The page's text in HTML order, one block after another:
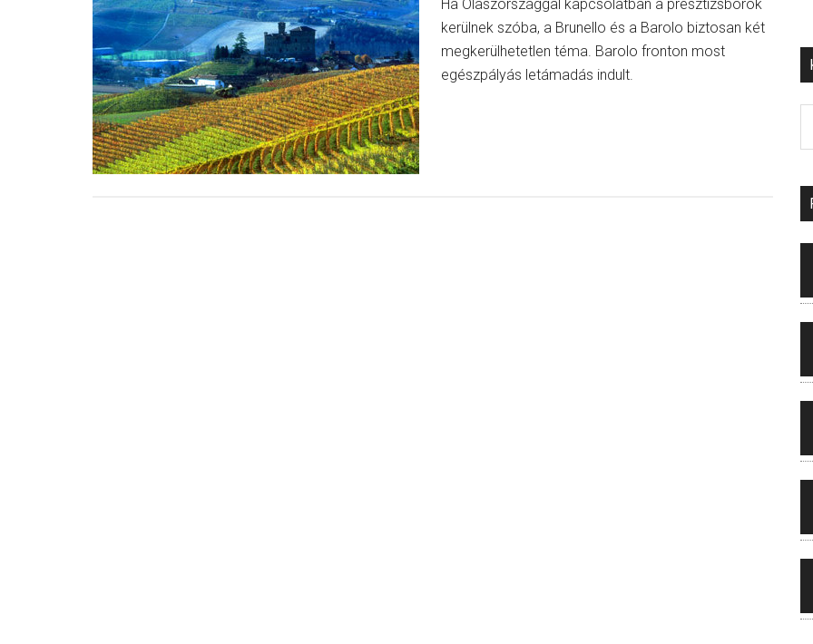
Ha Olaszországgal kapcsolatban a presztízsborok
kerülnek szóba, a Brunello és a Barolo biztosan két
megkerülhetetlen téma. Barolo fronton most
egészpályás letámadás indult.